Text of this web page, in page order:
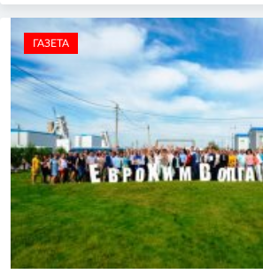
ГАЗЕТА